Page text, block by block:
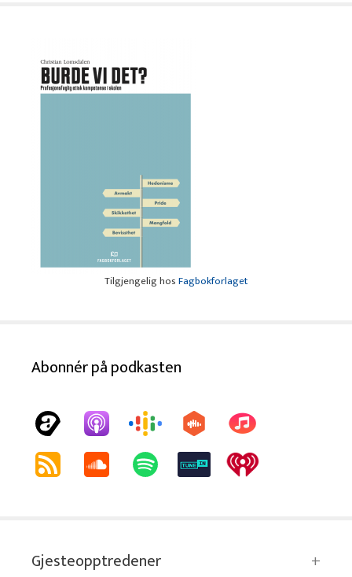
Tilgjengelig hosFagbokforlaget
Abonnér på podkasten
Gjesteopptredener